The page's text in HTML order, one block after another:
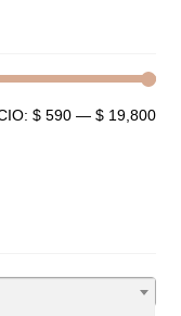
$ 590 —$ 19,800